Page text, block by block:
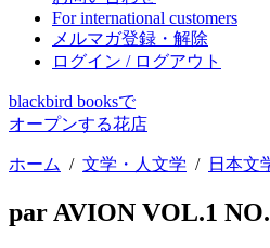
For international customers
メルマガ登録・解除
ログイン / ログアウト
blackbird booksで
オープンする花店
ホーム / 文学・人文学 / 日本文
par AVION VOL.1